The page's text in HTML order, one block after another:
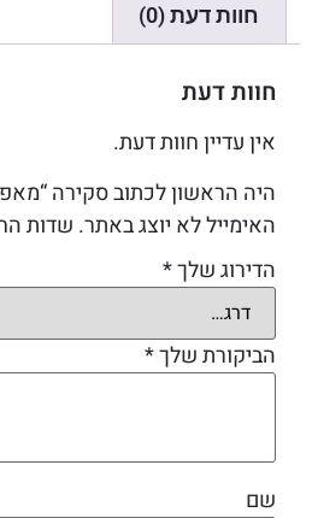
חוות דעת (0)
חוות דעת
אין עדיין חוות דעת.
היה הראשון לכתוב סקירה
האימייל לא יוצג באתר. שדות
הדירוג שלך*
הביקורת שלך*
שם